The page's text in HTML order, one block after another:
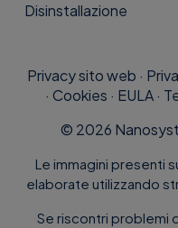
Disinstallazione
Privacy sito web ·
· Cookies · EULA·
© 2026
Le immagini presenti
elaborate utilizzando
Se riscontri problemi